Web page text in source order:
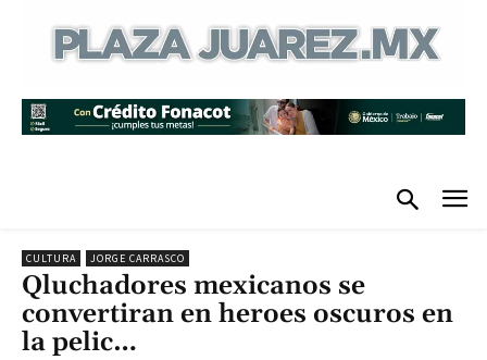
CULTURA JORGE CARRASCO
Qluchadores mexicanos se
convertiran en heroes oscuros en
la pelic…